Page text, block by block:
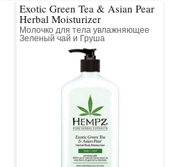
Exotic Green Tea & Asian Pear
Herbal Moisturizer
Молочко для тела увлажняющее
Зеленый чай и Груша